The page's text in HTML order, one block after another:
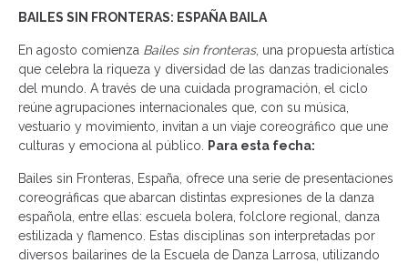
BAILES SIN FRONTERAS: ESPAÑA BAILA
En agosto comienza Bailes sin fronteras, una propuesta artística
que celebra la riqueza y diversidad de las danzas tradicionales
del mundo. A través de una cuidada programación, el ciclo
reúne agrupaciones internacionales que, con su música,
vestuario y movimiento, invitan a un viaje coreográfico que une
culturas y emociona al público.
Para esta fecha:
Bailes sin Fronteras, España, ofrece una serie de presentaciones
coreográficas que abarcan distintas expresiones de la danza
española, entre ellas: escuela bolera, folclore regional, danza
estilizada y flamenco. Estas disciplinas son interpretadas por
diversos bailarines de la Escuela de Danza Larrosa, utilizando